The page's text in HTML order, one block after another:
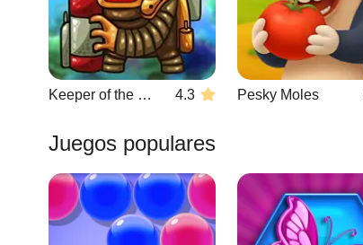
Keeper of the Grove 3 4.3 Pesky Moles
Juegos populares